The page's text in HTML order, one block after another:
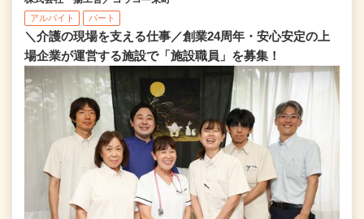
アルバイト パート
＼介護の現場を支える仕事／創業24周年・安心安定の上
場企業が運営する施設で「施設職員」を募集！